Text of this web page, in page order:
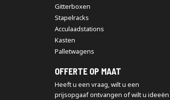
Gitterboxen
Stapelracks
Acculaadstations
Kasten
Palletwagens
OFFERTE OP MAAT
Heeft u een vraag, wilt u een
prijsopgaaf ontvangen of wilt u ideeën